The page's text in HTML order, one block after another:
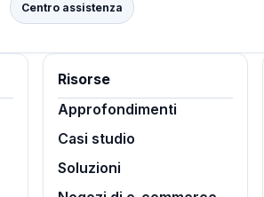
Centro assistenza
Risorse
Approfondimenti
Casi studio
Soluzioni